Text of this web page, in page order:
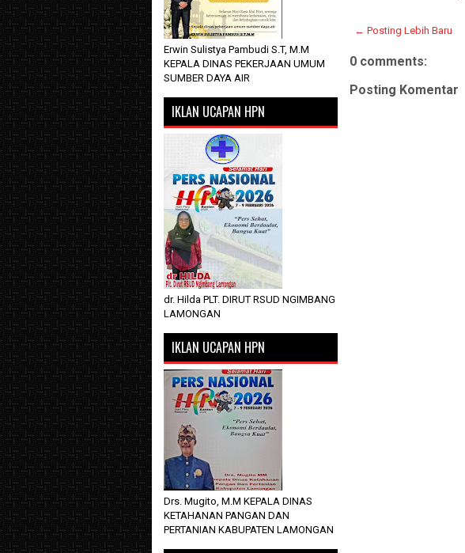
← Posting Lebih Baru
0 comments:
Posting Komentar
Erwin Sulistya Pambudi S.T, M.M
KEPALA DINAS PEKERJAAN UMUM
SUMBER DAYA AIR
IKLAN UCAPAN HPN
dr. Hilda PLT. DIRUT RSUD NGIMBANG
LAMONGAN
IKLAN UCAPAN HPN
Drs. Mugito, M.M KEPALA DINAS
KETAHANAN PANGAN DAN
PERTANIAN KABUPATEN LAMONGAN